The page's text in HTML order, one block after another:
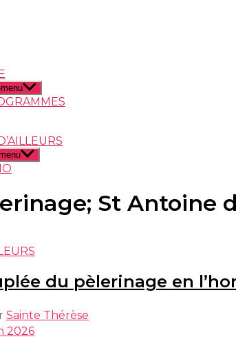
St Antoine
du pèlerinage en
Sainte Thérèse
2026